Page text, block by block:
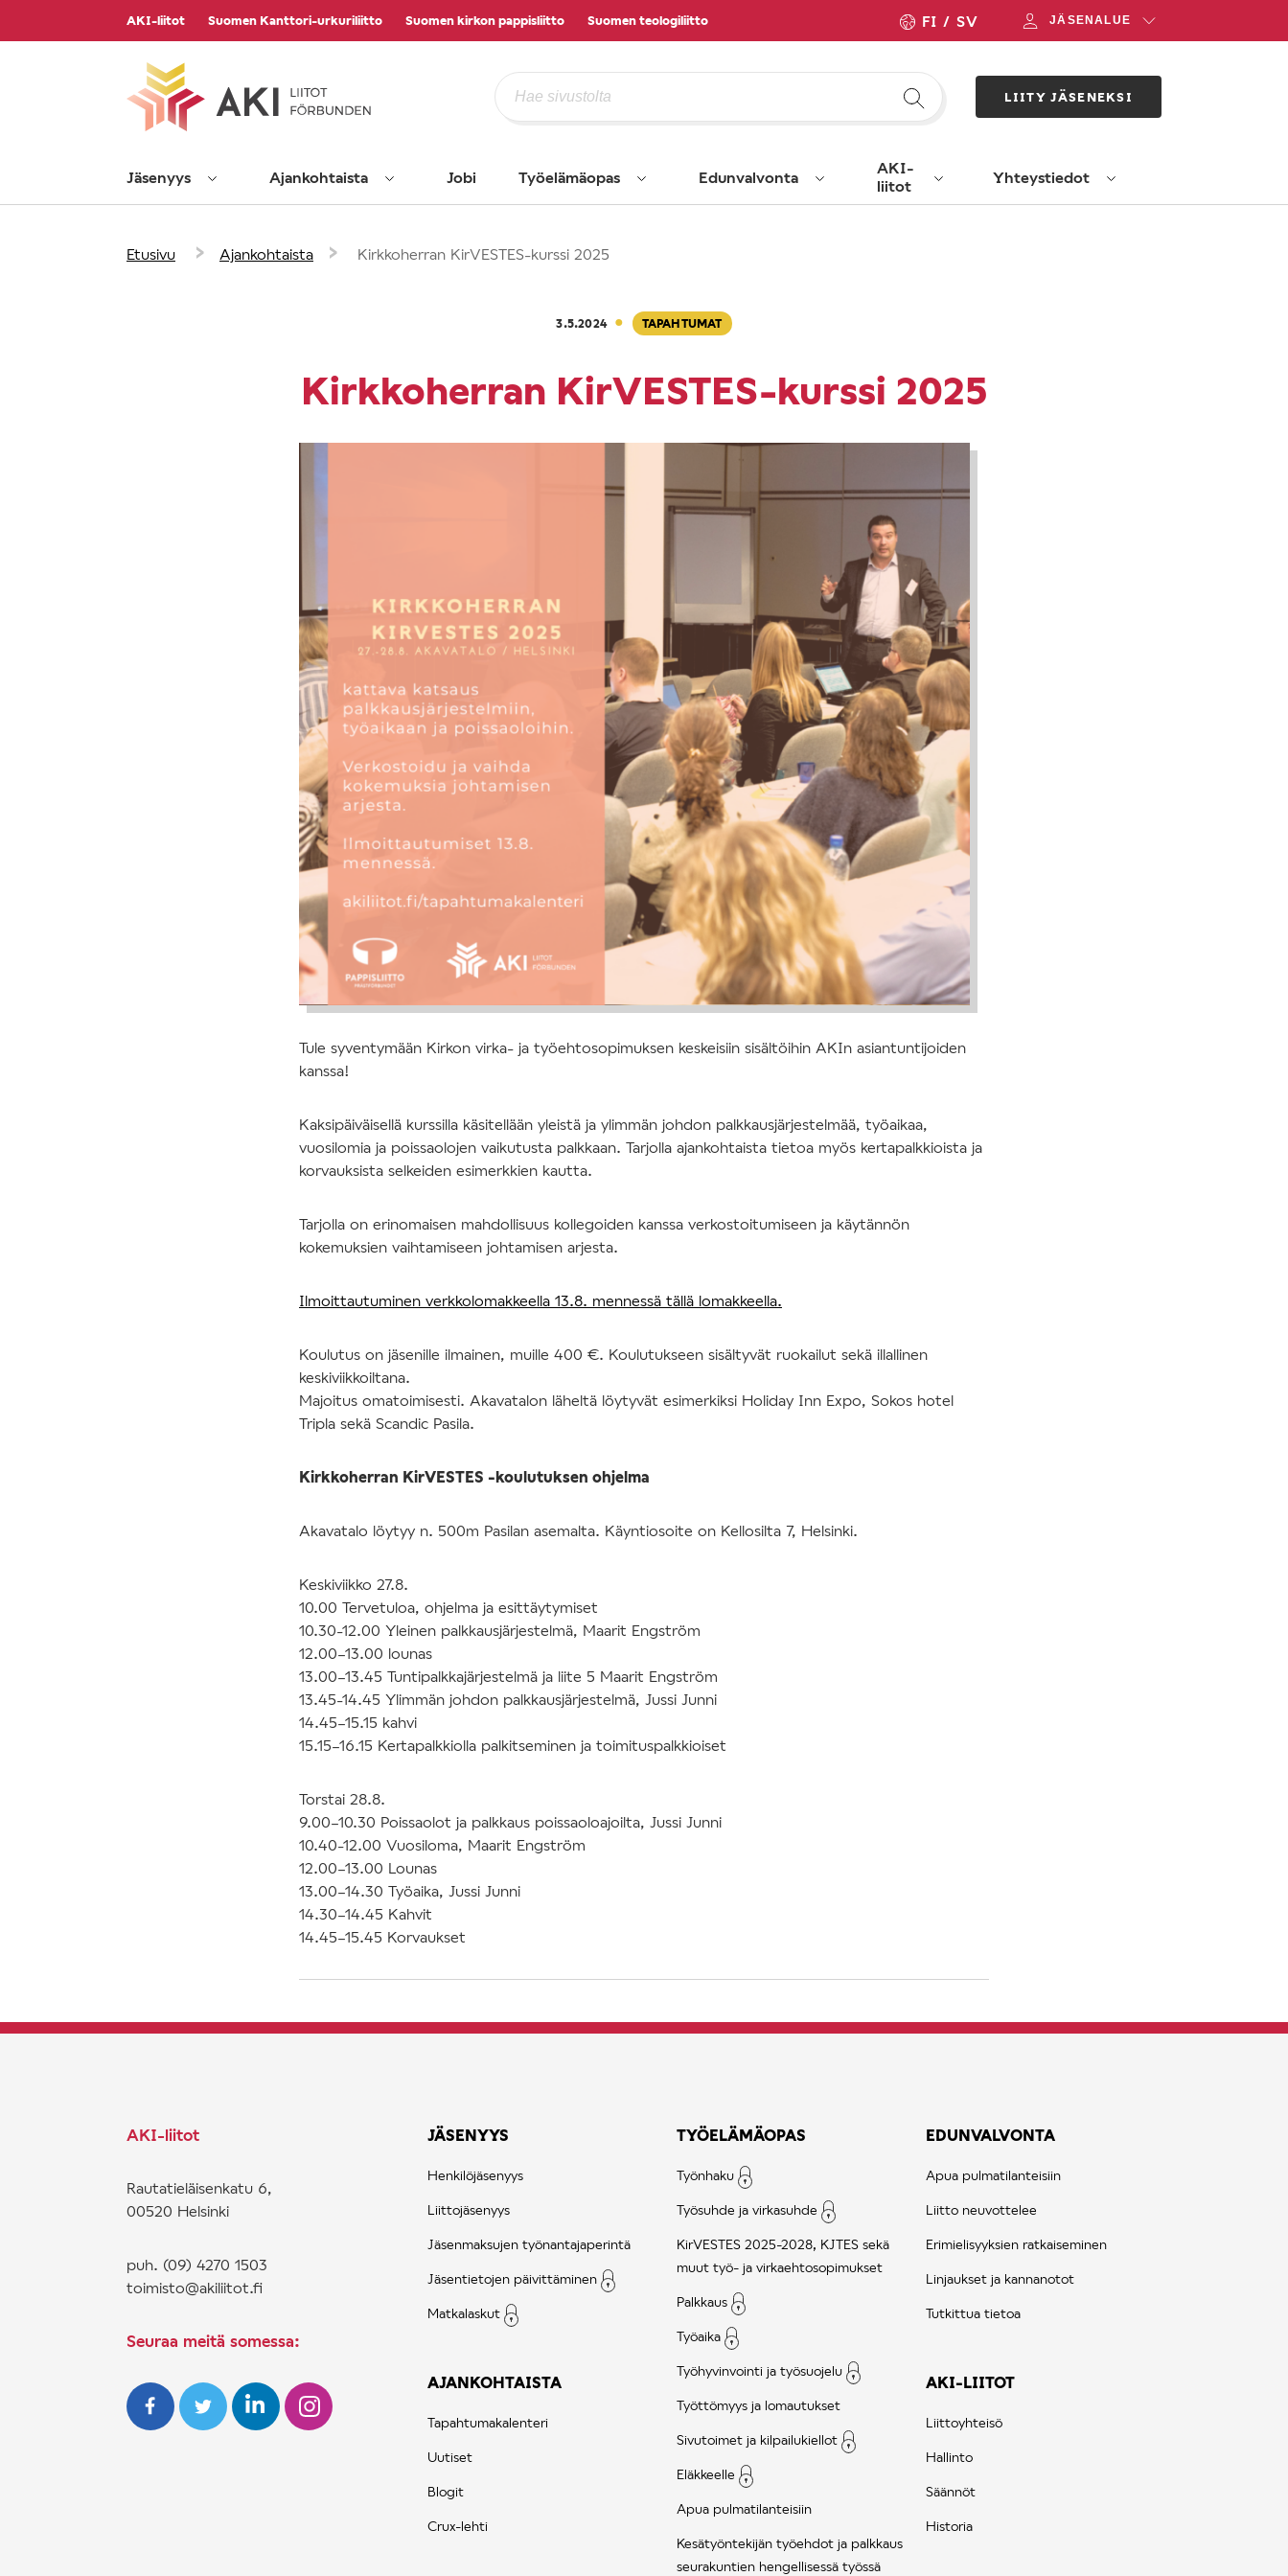
AKI-liitot Suomen Kanttori-urkuriliitto Suomen kirkon pappisliitto Suomen teologiliitto FI SV JÄSENALUE
LIITY JÄSENEKSI
Jäsenyys Ajankohtaista Jobi Työelämäopas Edunvalvonta
AKI-
liitot
Yhteystiedot
Etusivu › Ajankohtaista › Kirkkoherran KirVESTES-kurssi 2025
3.5.2024· TAPAHTUMAT
Kirkkoherran KirVESTES-kurssi 2025
Tule syventymään Kirkon virka- ja työehtosopimuksen keskeisiin sisältöihin AKIn asiantuntijoiden
kanssa!
Kaksipäiväisellä kurssilla käsitellään yleistä ja ylimmän johdon palkkausjärjestelmää, työaikaa,
vuosilomia ja poissaolojen vaikutusta palkkaan. Tarjolla ajankohtaista tietoa myös kertapalkkioista ja
korvauksista selkeiden esimerkkien kautta.
Tarjolla on erinomaisen mahdollisuus kollegoiden kanssa verkostoitumiseen ja käytännön
kokemuksien vaihtamiseen johtamisen arjesta.
Ilmoittautuminen verkkolomakkeella 13.8. mennessä tällä lomakkeella.
Koulutus on jäsenille ilmainen, muille 400 €. Koulutukseen sisältyvät ruokailut sekä illallinen
keskiviikkoiltana.
Majoitus omatoimisesti. Akavatalon läheltä löytyvät esimerkiksi Holiday Inn Expo, Sokos hotel
Tripla sekä Scandic Pasila.
Kirkkoherran KirVESTES -koulutuksen ohjelma
Akavatalo löytyy n. 500m Pasilan asemalta. Käyntiosoite on Kellosilta 7, Helsinki.
Keskiviikko 27.8.
10.00 Tervetuloa, ohjelma ja esittäytymiset
10.30-12.00 Yleinen palkkausjärjestelmä, Maarit Engström
12.00–13.00 lounas
13.00–13.45 Tuntipalkkajärjestelmä ja liite 5 Maarit Engström
13.45-14.45 Ylimmän johdon palkkausjärjestelmä, Jussi Junni
14.45–15.15 kahvi
15.15–16.15 Kertapalkkiolla palkitseminen ja toimituspalkkioiset
Torstai 28.8.
9.00–10.30 Poissaolot ja palkkaus poissaoloajoilta, Jussi Junni
10.40-12.00 Vuosiloma, Maarit Engström
12.00–13.00 Lounas
13.00–14.30 Työaika, Jussi Junni
14.30–14.45 Kahvit
14.45–15.45 Korvaukset
AKI-liitot
Rautatieläisenkatu 6,
00520 Helsinki
puh. (09) 4270 1503
toimisto@akiliitot.fi
Seuraa meitä somessa:
JÄSENYYS
Henkilöjäsenyys
Liittojäsenyys
Jäsenmaksujen työnantajaperintä
Jäsentietojen päivittäminen
Matkalaskut
AJANKOHTAISTA
Tapahtumakalenteri
Uutiset
Blogit
Crux-lehti
TYÖELÄMÄOPAS
Työnhaku
Työsuhde ja virkasuhde
KirVESTES 2025-2028, KJTES sekä
muut työ- ja virkaehtosopimukset
Palkkaus
Työaika
Työhyvinvointi ja työsuojelu
Työttömyys ja lomautukset
Sivutoimet ja kilpailukiellot
Eläkkeelle
Apua pulmatilanteisiin
Kesätyöntekijän työehdot ja palkkaus
seurakuntien hengellisessä työssä
EDUNVALVONTA
Apua pulmatilanteisiin
Liitto neuvottelee
Erimielisyyksien ratkaiseminen
Linjaukset ja kannanotot
Tutkittua tietoa
AKI-LIITOT
Liittoyhteisö
Hallinto
Säännöt
Historia